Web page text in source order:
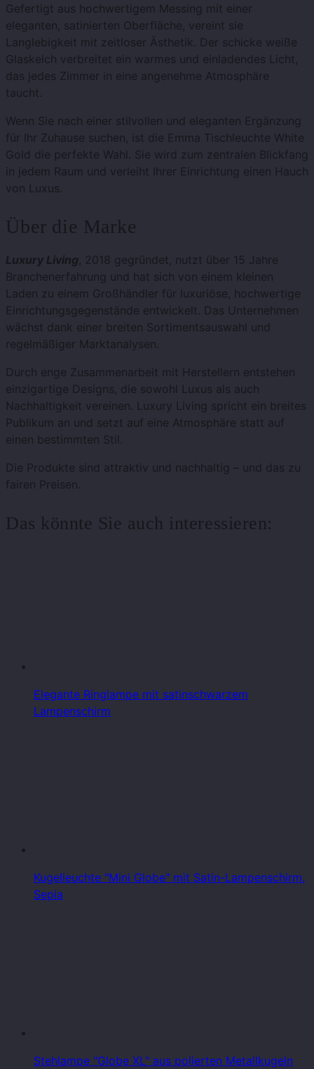
Gefertigt aus hochwertigem Messing mit einer
eleganten, satinierten Oberfläche, vereint sie
Langlebigkeit mit zeitloser Ästhetik. Der schicke weiße
Glaskelch verbreitet ein warmes und einladendes Licht,
das jedes Zimmer in eine angenehme Atmosphäre
taucht.
Wenn Sie nach einer stilvollen und eleganten Ergänzung
für Ihr Zuhause suchen, ist die Emma Tischleuchte White
Gold die perfekte Wahl. Sie wird zum zentralen Blickfang
in jedem Raum und verleiht Ihrer Einrichtung einen Hauch
von Luxus.
Über die Marke
Luxury Living, 2018 gegründet, nutzt über 15 Jahre
Branchenerfahrung und hat sich von einem kleinen
Laden zu einem Großhändler für luxuriöse, hochwertige
Einrichtungsgegenstände entwickelt. Das Unternehmen
wächst dank einer breiten Sortimentsauswahl und
regelmäßiger Marktanalysen.
Durch enge Zusammenarbeit mit Herstellern entstehen
einzigartige Designs, die sowohl Luxus als auch
Nachhaltigkeit vereinen. Luxury Living spricht ein breites
Publikum an und setzt auf eine Atmosphäre statt auf
einen bestimmten Stil.
Die Produkte sind attraktiv und nachhaltig – und das zu
fairen Preisen.
Das könnte Sie auch interessieren:
Elegante Ringlampe mit satinschwarzem
Lampenschirm
Kugelleuchte "Mini Globe" mit Satin-Lampenschirm,
Sepia
Stehlampe "Globe XL" aus polierten Metallkugeln